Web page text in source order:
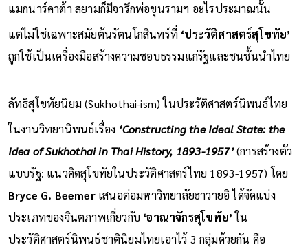
แมกนาร์คาต้า สยามก็มีจารึกพ่อขุนรามฯ อะไรประมาณนั้น
แต่ไม่ใช่เฉพาะสมัยต้นรัตนโกสินทร์ที่ ‘ประวัติศาสตร์สุโขทัย’
ถูกใช้เป็นเครื่องมือสร้างความชอบธรรมแก่รัฐและชนชั้นนำไทย
ลัทธิสุโขทัยนิยม (Sukhothai-ism) ในประวัติศาสตร์นิพนธ์ไทย
ในงานวิทยานิพนธ์เรื่อง ‘Constructing the Ideal State: the
Idea of Sukhothai in Thai History, 1893-1957’(การสร้างตัว
แบบรัฐ: แนวคิดสุโขทัยในประวัติศาสตร์ไทย 1893-1957) โดย
Bryce G. Beemerเสนอต่อมหาวิทยาลัยฮาวายอิ ได้จัดแบ่ง
ประเภทของจินตภาพเกี่ยวกับ ‘อาณาจักรสุโขทัย’ใน
ประวัติศาสตร์นิพนธ์ชาตินิยมไทยเอาไว้ 3 กลุ่มด้วยกัน คือ